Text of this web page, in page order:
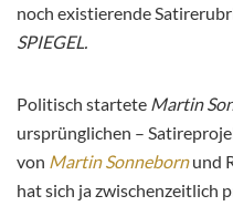
noch existierende
SPIEGEL.
Politisch startete Martin
ursprünglichen –
von Martin Sonnebornund
hat sich ja zwischenzeitlich